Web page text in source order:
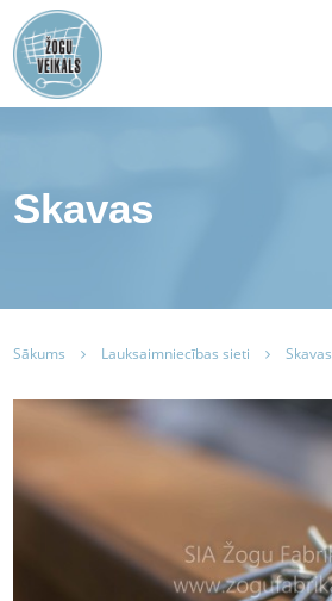
Skavas
Sākums Lauksaimniecības sieti Skavas